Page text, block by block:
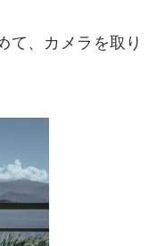
て、カメラを取り